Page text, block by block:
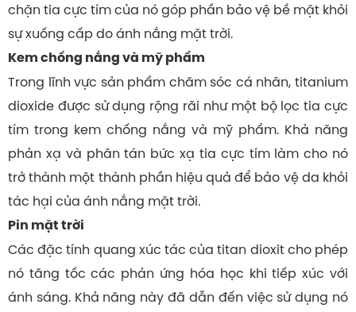
chặn tia cực tím của nó góp phần bảo vệ bề mặt khỏi
sự xuống cấp do ánh nắng mặt trời.
Kem chống nắng và mỹ phẩm
Trong lĩnh vực sản phẩm chăm sóc cá nhân, titanium
dioxide được sử dụng rộng rãi như một bộ lọc tia cực
tím trong kem chống nắng và mỹ phẩm. Khả năng
phản xạ và phân tán bức xạ tia cực tím làm cho nó
trở thành một thành phần hiệu quả để bảo vệ da khỏi
tác hại của ánh nắng mặt trời.
Pin mặt trời
Các đặc tính quang xúc tác của titan dioxit cho phép
nó tăng tốc các phản ứng hóa học khi tiếp xúc với
ánh sáng. Khả năng này đã dẫn đến việc sử dụng nó